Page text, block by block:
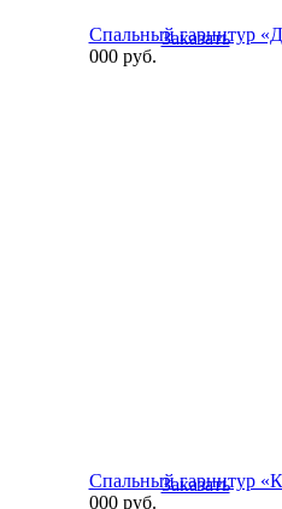
Спальный гарнитур
000руб.
Заказать
Спальный гарнитур
000руб.
Заказать